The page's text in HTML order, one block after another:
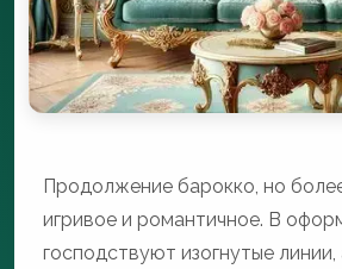
Продолжение барокко, но
игривое и романтичное. В
господствуют изогнутые